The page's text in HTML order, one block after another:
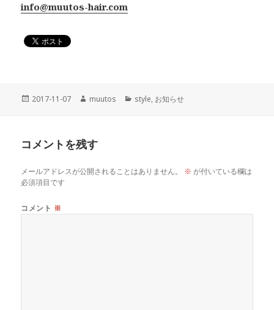
info@muutos-hair.com
投
2017-11-07
作
muutos
カ
style, お知らせ
コメントを残す
メールアドレスが公開されることはありません。 ※ が付いている欄は
必須項目です
コメント ※